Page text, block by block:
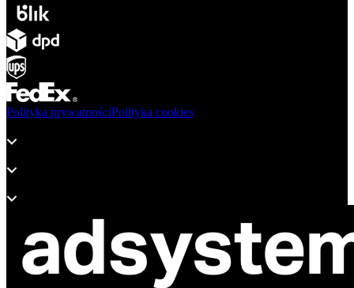
Polityka prywatnościPolityka cookies